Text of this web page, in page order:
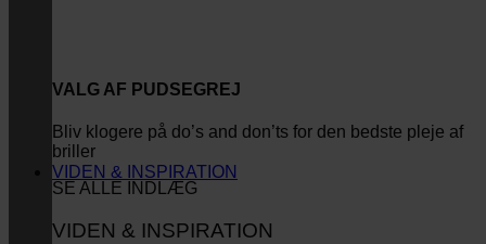
VALG AF PUDSEGREJ
Bliv klogere på do’s and don’ts for den bedste pleje af
briller
SE ALLE INDLÆG
VIDEN & INSPIRATION
VIDEN & INSPIRATION